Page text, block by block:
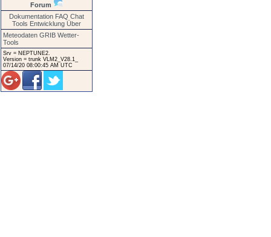
Forum
Dokumentation FAQ Chat
Tools Entwicklung Über
Meteodaten GRIB Wetter-
Tools
Srv = NEPTUNE2.
Version = trunk VLM2_V28.1_
07/14/20 08:00:45 AM UTC